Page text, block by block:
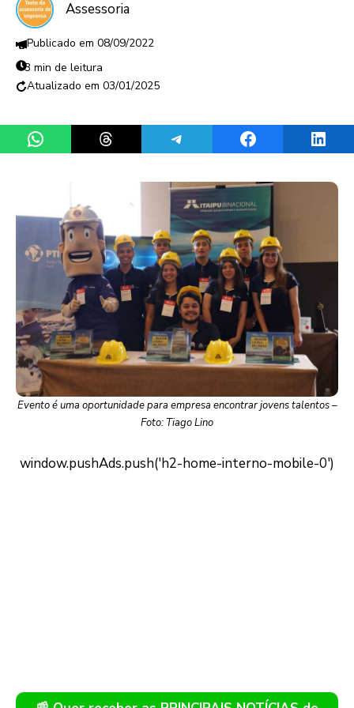
Assessoria
08/09/2022
3 min de leitura
03/01/2025
Share on WhatsAppShare on ThreadsShare on TelegramShare on Facebook
Evento é uma oportunidade para empresa encontrar jovens talentos –
Foto: Tiago Lino